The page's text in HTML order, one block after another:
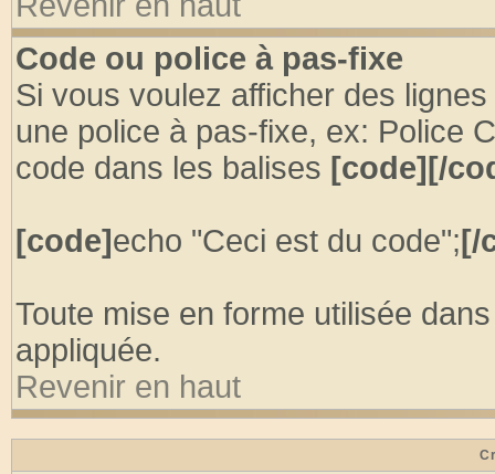
Code ou police à pas-fixe
Si vous voulez afficher des
une police à pas-fixe, ex: Police
code dans les balises [code][/
[code]echo "Ceci est du code";[/
Toute mise en forme utilisée
appliquée.
Revenir en haut